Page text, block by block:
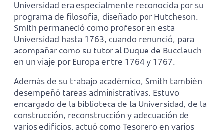
Universidad era especialmente reconocida por su
programa de filosofía, diseñado por Hutcheson.
Smith permaneció como profesor en esta
Universidad hasta 1763, cuando renunció, para
acompañar como su tutor al Duque de Buccleuch
en un viaje por Europa entre 1764 y 1767.
Además de su trabajo académico, Smith también
desempeñó tareas administrativas. Estuvo
encargado de la biblioteca de la Universidad, de la
construcción, reconstrucción y adecuación de
varios edificios, actuó como Tesorero en varios